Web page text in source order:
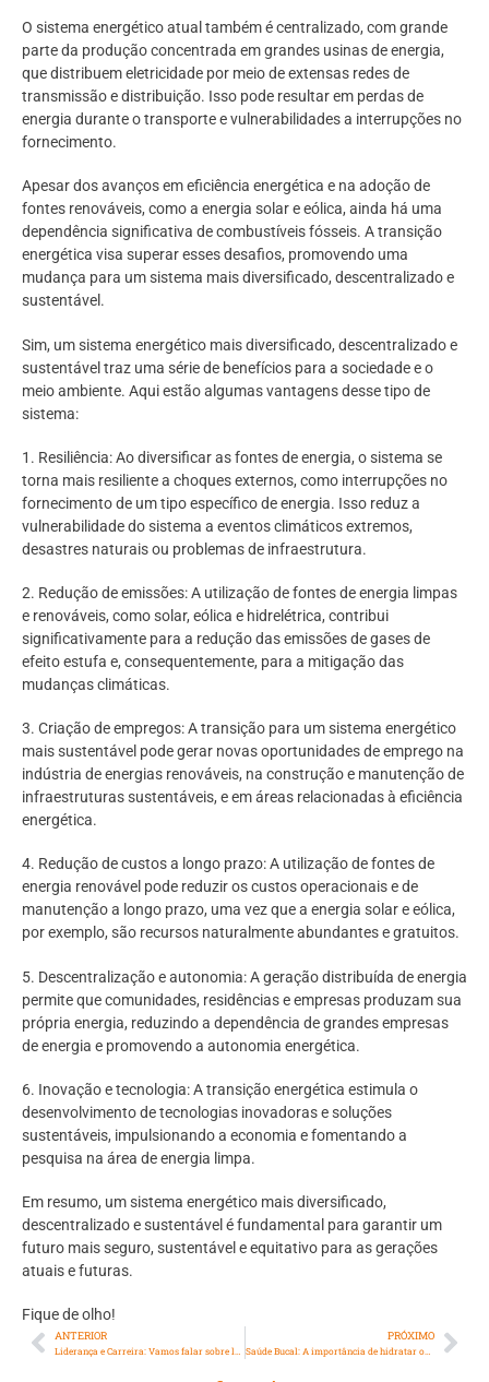
O sistema energético atual também é centralizado, com grande
parte da produção concentrada em grandes usinas de energia,
que distribuem eletricidade por meio de extensas redes de
transmissão e distribuição. Isso pode resultar em perdas de
energia durante o transporte e vulnerabilidades a interrupções no
fornecimento.
Apesar dos avanços em eficiência energética e na adoção de
fontes renováveis, como a energia solar e eólica, ainda há uma
dependência significativa de combustíveis fósseis. A transição
energética visa superar esses desafios, promovendo uma
mudança para um sistema mais diversificado, descentralizado e
sustentável.
Sim, um sistema energético mais diversificado, descentralizado e
sustentável traz uma série de benefícios para a sociedade e o
meio ambiente. Aqui estão algumas vantagens desse tipo de
sistema:
1. Resiliência: Ao diversificar as fontes de energia, o sistema se
torna mais resiliente a choques externos, como interrupções no
fornecimento de um tipo específico de energia. Isso reduz a
vulnerabilidade do sistema a eventos climáticos extremos,
desastres naturais ou problemas de infraestrutura.
2. Redução de emissões: A utilização de fontes de energia limpas
e renováveis, como solar, eólica e hidrelétrica, contribui
significativamente para a redução das emissões de gases de
efeito estufa e, consequentemente, para a mitigação das
mudanças climáticas.
3. Criação de empregos: A transição para um sistema energético
mais sustentável pode gerar novas oportunidades de emprego na
indústria de energias renováveis, na construção e manutenção de
infraestruturas sustentáveis, e em áreas relacionadas à eficiência
energética.
4. Redução de custos a longo prazo: A utilização de fontes de
energia renovável pode reduzir os custos operacionais e de
manutenção a longo prazo, uma vez que a energia solar e eólica,
por exemplo, são recursos naturalmente abundantes e gratuitos.
5. Descentralização e autonomia: A geração distribuída de energia
permite que comunidades, residências e empresas produzam sua
própria energia, reduzindo a dependência de grandes empresas
de energia e promovendo a autonomia energética.
6. Inovação e tecnologia: A transição energética estimula o
desenvolvimento de tecnologias inovadoras e soluções
sustentáveis, impulsionando a economia e fomentando a
pesquisa na área de energia limpa.
Em resumo, um sistema energético mais diversificado,
descentralizado e sustentável é fundamental para garantir um
futuro mais seguro, sustentável e equitativo para as gerações
atuais e futuras.
Fique de olho!
ANTERIOR PRÓXIMO
Saúde Bucal: A importância de hidratar os lábios no inverno